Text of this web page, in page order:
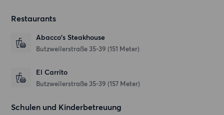
Restaurants
Abacco's Steakhouse
Butzweilerstraße 35-39 (151 Meter)
El Carrito
Butzweilerstraße 35-39 (157 Meter)
Schulen und Kinderbetreuung